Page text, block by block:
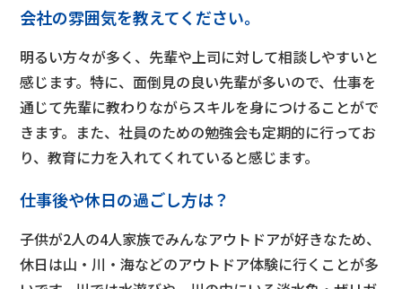
会社の雰囲気を教えてください。
明るい方々が多く、先輩や上司に対して相談しやすいと
感じます。特に、面倒見の良い先輩が多いので、仕事を
通じて先輩に教わりながらスキルを身につけることがで
きます。また、社員のための勉強会も定期的に行ってお
り、教育に力を入れてくれていると感じます。
仕事後や休日の過ごし方は？
子供が2人の4人家族でみんなアウトドアが好きなため、
休日は山・川・海などのアウトドア体験に行くことが多